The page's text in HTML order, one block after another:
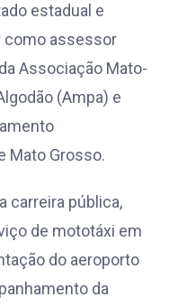
estadual e
como assessor
Associação Mato-
(Ampa) e
Mato Grosso.
carreira pública,
de mototáxi em
do aeroporto
da